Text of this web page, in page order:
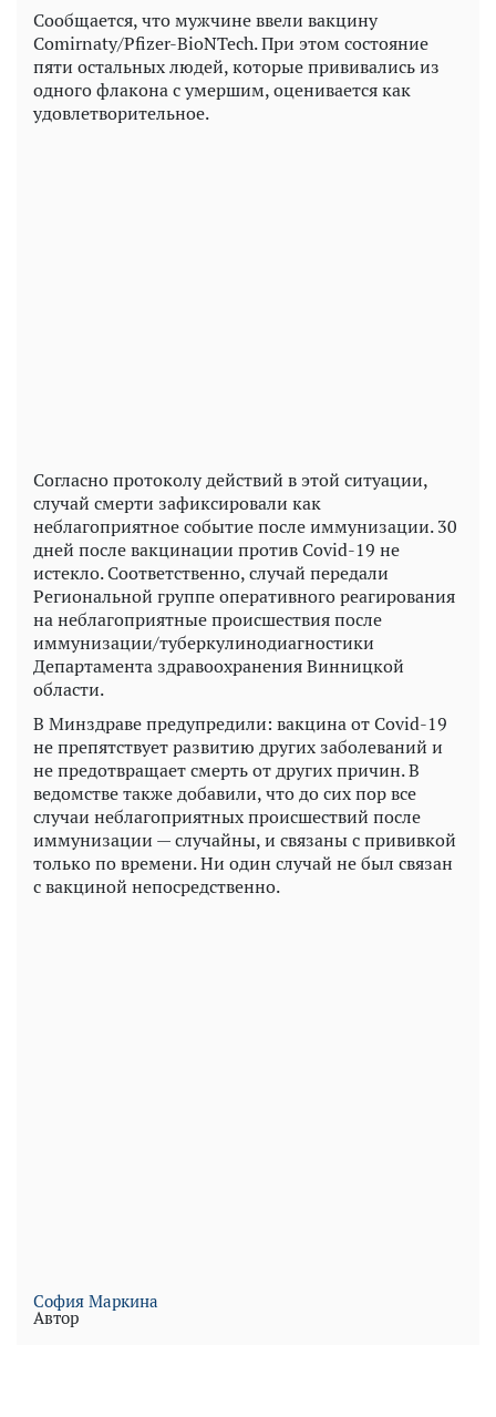
Сообщается, что мужчине ввели вакцину
Comirnaty/Pfizer-BioNTech. При этом состояние
пяти остальных людей, которые прививались из
одного флакона с умершим, оценивается как
удовлетворительное.
Согласно протоколу действий в этой ситуации,
случай смерти зафиксировали как
неблагоприятное событие после иммунизации. 30
дней после вакцинации против Covid-19 не
истекло. Соответственно, случай передали
Региональной группе оперативного реагирования
на неблагоприятные происшествия после
иммунизации/туберкулинодиагностики
Департамента здравоохранения Винницкой
области.
В Минздраве предупредили: вакцина от Covid-19
не препятствует развитию других заболеваний и
не предотвращает смерть от других причин. В
ведомстве также добавили, что до сих пор все
случаи неблагоприятных происшествий после
иммунизации — случайны, и связаны с прививкой
только по времени. Ни один случай не был связан
с вакциной непосредственно.
София Маркина
Автор